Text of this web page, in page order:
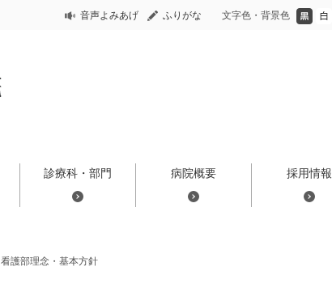
音声よみあげ ふりがな 文字色・背景色
診療科・部門 病院概要 採用情報
看護部理念・基本方針